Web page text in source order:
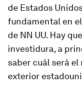
de Estados
fundamental en
de NN UU. Hay
investidura, a
saber cuál será
exterior